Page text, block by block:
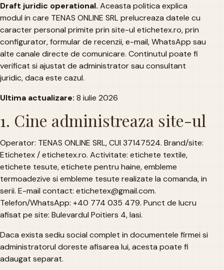
Draft juridic operational. Aceasta politica explica
modul in care TENAS ONLINE SRL prelucreaza datele cu
caracter personal primite prin site-ul etichetex.ro, prin
configurator, formular de recenzii, e-mail, WhatsApp sau
alte canale directe de comunicare. Continutul poate fi
verificat si ajustat de administrator sau consultant
juridic, daca este cazul.
Ultima actualizare: 8 iulie 2026
1. Cine administreaza site-ul
Operator: TENAS ONLINE SRL, CUI 37147524. Brand/site:
Etichetex / etichetex.ro. Activitate: etichete textile,
etichete tesute, etichete pentru haine, embleme
termoadezive si embleme tesute realizate la comanda, in
serii. E-mail contact: etichetex@gmail.com.
Telefon/WhatsApp: +40 774 035 479. Punct de lucru
afisat pe site: Bulevardul Poitiers 4, Iasi.
Daca exista sediu social complet in documentele firmei si
administratorul doreste afisarea lui, acesta poate fi
adaugat separat.